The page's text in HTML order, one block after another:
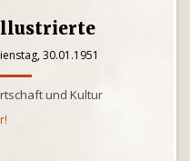
30.01.1951
und Kultur